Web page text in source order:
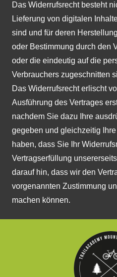
Das Widerrufsrecht besteht
Lieferung von digitalen
sind und für deren
oder Bestimmung durch den
oder die eindeutig auf die
Verbrauchers zugeschnitten
Das Widerrufsrecht erlischt
Ausführung des Vertrages
nachdem Sie dazu Ihre
gegeben und gleichzeitig
haben, dass Sie Ihr
Vertragserfüllung
darauf hin, dass wir den
vorgenannten Zustimmung
machen können.